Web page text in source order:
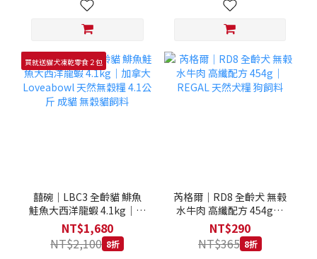
買就送貓犬凍乾零食２包
囍碗｜LBC3 全齡貓 鯡魚
鮭魚大西洋龍蝦 4.1kg｜加
拿大 Loveabowl 天然無穀
糧 4.1公斤 成貓 無穀貓飼
料
NT$1,680
NT$2,100 8折
芮格爾｜RD8 全齡犬 無榖
水牛肉 高纖配方 454g｜
REGAL 天然犬糧 狗飼料
NT$290
NT$365 8折